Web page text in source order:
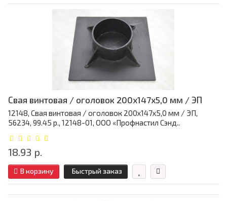
Свая винтовая / оголовок 200x147x5,0 мм / ЭП
12148, Свая винтовая / оголовок 200x147x5,0 мм / ЭП,
56234, 99.45 р., 12148-01, ООО «Профнастил Сэнд..
18.93 р.
В корзину Быстрый заказ